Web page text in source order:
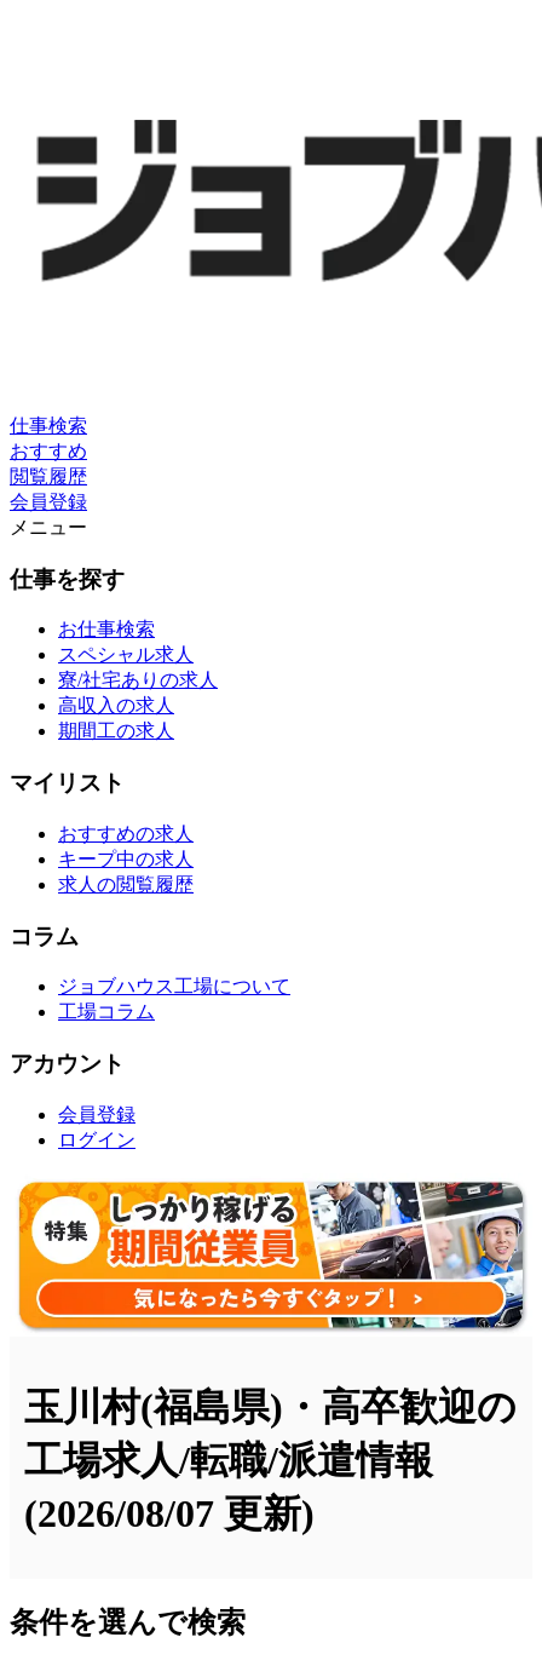
仕事検索
おすすめ
閲覧履歴
会員登録
メニュー
仕事を探す
お仕事検索
スペシャル求人
寮/社宅ありの求人
高収入の求人
期間工の求人
マイリスト
おすすめの求人
キープ中の求人
求人の閲覧履歴
コラム
ジョブハウス工場について
工場コラム
アカウント
会員登録
ログイン
玉川村(福島県)・高卒歓迎の
工場求人/転職/派遣情報
(2026/08/07 更新)
条件を選んで検索